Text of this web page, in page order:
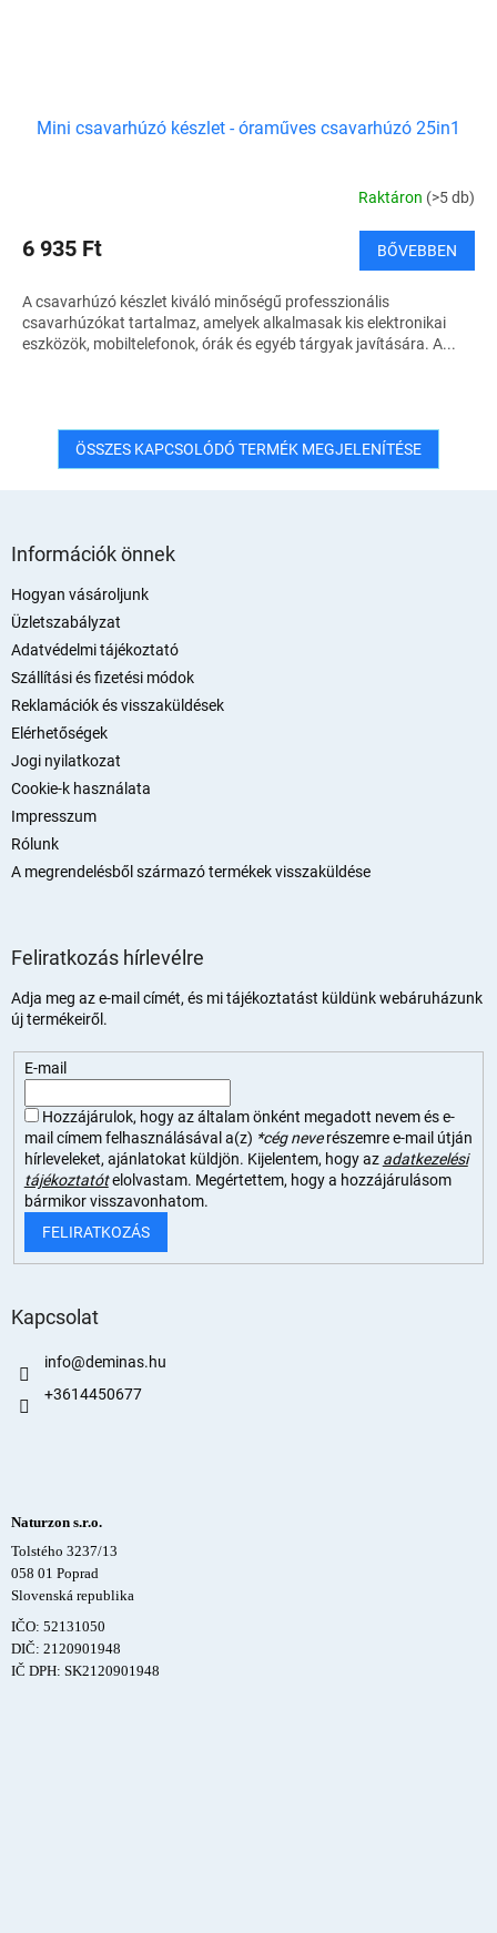
Mini csavarhúzó készlet - óraműves csavarhúzó 25in1
Raktáron (>5 db)
6 935 Ft BŐVEBBEN
A csavarhúzó készlet kiváló minőségű professzionális
csavarhúzókat tartalmaz, amelyek alkalmasak kis elektronikai
eszközök, mobiltelefonok, órák és egyéb tárgyak javítására. A...
ÖSSZES KAPCSOLÓDÓ TERMÉK MEGJELENÍTÉSE
Információk önnek
Hogyan vásároljunk
Üzletszabályzat
Adatvédelmi tájékoztató
Szállítási és fizetési módok
Reklamációk és visszaküldések
Elérhetőségek
Jogi nyilatkozat
Cookie-k használata
Impresszum
Rólunk
A megrendelésből származó termékek visszaküldése
Feliratkozás hírlevélre
Adja meg az e-mail címét, és mi tájékoztatást küldünk webáruházunk
új termékeiről.
E-mail
Hozzájárulok, hogy az általam önként megadott nevem és e-
mail címem felhasználásával a(z) *cég neverészemre e-mail útján
hírleveleket, ajánlatokat küldjön. Kijelentem, hogy az adatkezelési
tájékoztatót elolvastam. Megértettem, hogy a hozzájárulásom
bármikor visszavonhatom.
FELIRATKOZÁS
Kapcsolat
info@deminas.hu
+3614450677
Naturzon s.r.o.
Tolstého 3237/13
058 01 Poprad
Slovenská republika
IČO: 52131050
DIČ: 2120901948
IČ DPH: SK2120901948